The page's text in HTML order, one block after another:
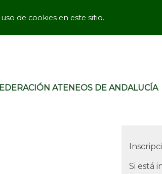
ATENEOS DE ANDALUCÍA
Si está
de cookies en este sitio.